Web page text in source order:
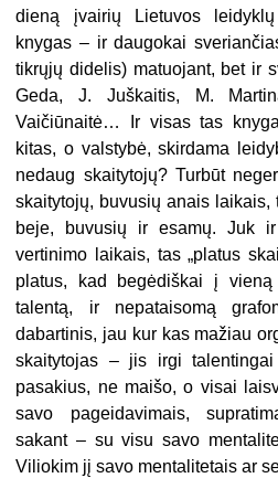
dieną įvairių Lietuvos
knygas – ir daugokai
tikrųjų di­delis) matuojant, bet ir
Geda, J. Juškaitis, M.
Vaičiūnaitė… Ir visas tas
kitas, o valstybė, skirdama
nedaug skaitytojų? Turbūt
skaitytojų, buvusių anais laikais,
beje, buvusių ir esamų. Juk
vertinimo laikais, tas „platus
platus, kad begėdiškai į
talentą, ir nepataisomą
dabartinis, jau kur kas mažiau
skaitytojas – jis irgi
pasakius, ne maišo, o visai
savo pagei­davimais,
sakant – su visu savo
Viliokim jį savo mentalitetais ar